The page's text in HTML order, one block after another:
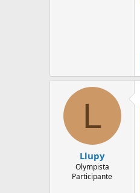
L
Llupy
Olympista
Participante